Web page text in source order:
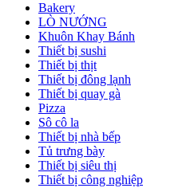
Bakery
LÒ NƯỚNG
Khuôn Khay Bánh
Thiết bị sushi
Thiết bị thịt
Thiết bị đông lạnh
Thiết bị quay gà
Pizza
Sô cô la
Thiết bị nhà bếp
Tủ trưng bày
Thiết bị siêu thị
Thiết bị công nghiệp